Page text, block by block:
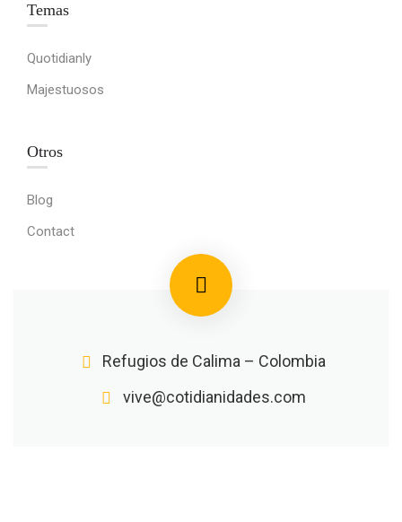
Temas
Quotidianly
Majestuosos
Otros
Blog
Contact
Refugios de Calima – Colombia
vive@cotidianidades.com